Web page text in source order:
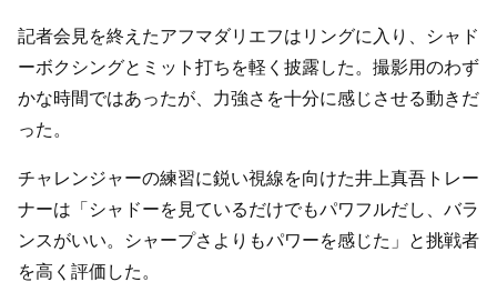
記者会見を終えたアフマダリエフはリングに入り、シャド
ーボクシングとミット打ちを軽く披露した。撮影用のわず
かな時間ではあったが、力強さを十分に感じさせる動きだ
った。
チャレンジャーの練習に鋭い視線を向けた井上真吾トレー
ナーは「シャドーを見ているだけでもパワフルだし、バラ
ンスがいい。シャープさよりもパワーを感じた」と挑戦者
を高く評価した。